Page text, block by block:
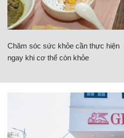
Chăm sóc sức khỏe cần thực hiện
ngay khi cơ thể còn khỏe